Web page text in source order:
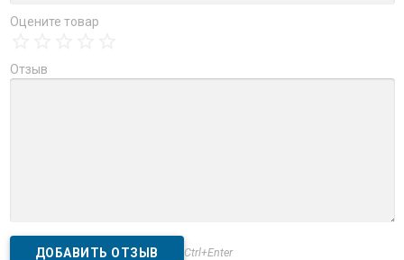
Оцените товар
Отзыв
Ctrl+Enter